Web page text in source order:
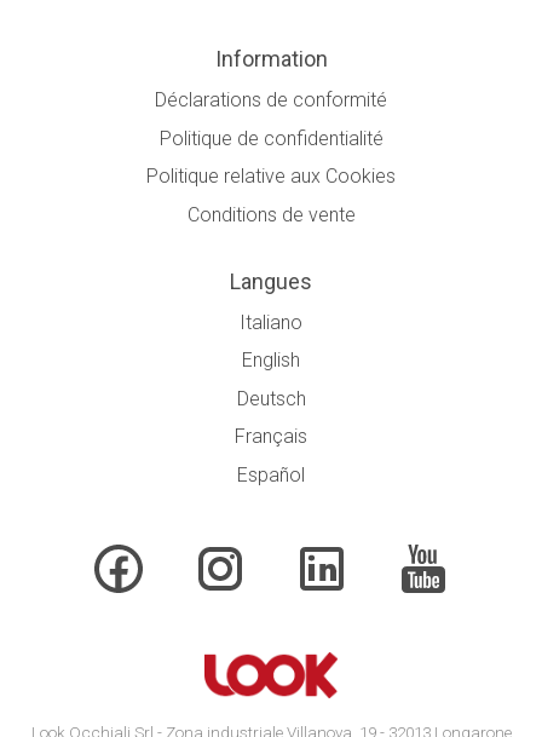
Information
Déclarations de conformité
Politique de confidentialité
Politique relative aux Cookies
Conditions de vente
Langues
Italiano
English
Deutsch
Français
Español
Look Occhiali Srl - Zona industriale Villanova, 19 - 32013 Longarone